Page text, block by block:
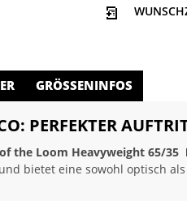
GRÖSSENINFOS
PERFEKTER
the Loom Heavyweight 65/35
bietet eine sowohl optisch